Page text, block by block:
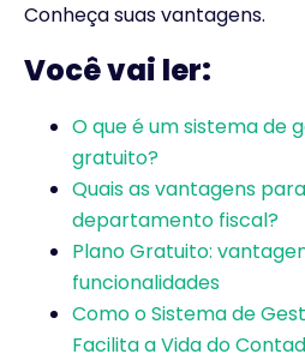
Conheça suas vantagens.
Você vai ler:
O que é um sistema de
gratuito?
Quais as vantagens
departamento fiscal?
Plano Gratuito:
funcionalidades
Como o Sistema de
Facilita a Vida do